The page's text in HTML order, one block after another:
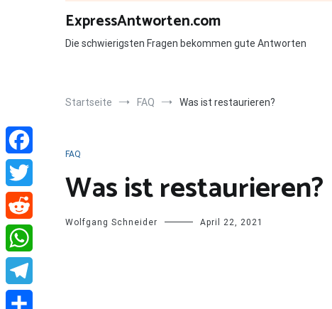
ExpressAntworten.com
Die schwierigsten Fragen bekommen gute Antworten
Startseite FAQ Was ist restaurieren?
FAQ
Was ist restaurieren?
Wolfgang Schneider April 22, 2021
Facebook
Twitter
Reddit
WhatsApp
Telegram